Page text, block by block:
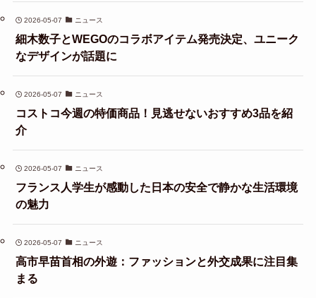
2026-05-07 ニュース
細木数子とWEGOのコラボアイテム発売決定、ユニーク
なデザインが話題に
2026-05-07 ニュース
コストコ今週の特価商品！見逃せないおすすめ3品を紹
介
2026-05-07 ニュース
フランス人学生が感動した日本の安全で静かな生活環境
の魅力
2026-05-07 ニュース
高市早苗首相の外遊：ファッションと外交成果に注目集
まる